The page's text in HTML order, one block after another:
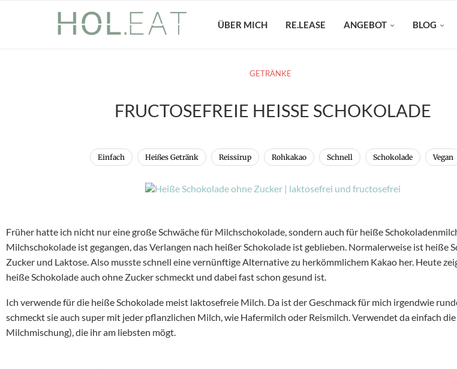
ÜBER MICH RE.LEASE ANGEBOT BLOG
GETRÄNKE
FRUCTOSEFREIE HEISSE SCHOKOLADE
Einfach Heißes Getränk Reissirup Rohkakao Schnell Schokolade Vegan
Früher hatte ich nicht nur eine große Schwäche für Milchschokolade, sondern auch für heiße
Milchschokolade ist gegangen, das Verlangen nach heißer Schokolade ist geblieben. Normalerweise ist heiße
Zucker und Laktose. Also musste schnell eine vernünftige Alternative zu herkömmlichem Kakao her. Heute
heiße Schokolade auch ohne Zucker schmeckt und dabei fast schon gesund ist.
Ich verwende für die heiße Schokolade meist laktosefreie Milch. Da ist der Geschmack für mich irgendwie
schmeckt sie auch super mit jeder pflanzlichen Milch, wie Hafermilch oder Reismilch. Verwendet da einfach
Milchmischung), die ihr am liebsten mögt.